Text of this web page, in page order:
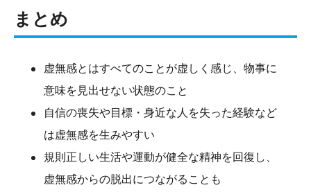
まとめ
虚無感とはすべてのことが虚しく感じ、物事に
意味を見出せない状態のこと
自信の喪失や目標・身近な人を失った経験など
は虚無感を生みやすい
規則正しい生活や運動が健全な精神を回復し、
虚無感からの脱出につながることも